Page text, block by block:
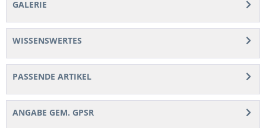
GALERIE
WISSENSWERTES
PASSENDE ARTIKEL
ANGABE GEM. GPSR